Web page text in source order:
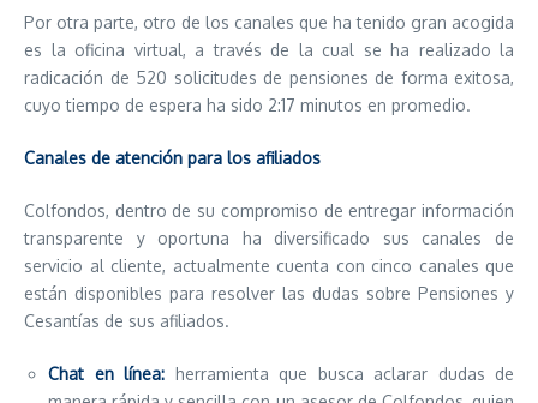
Por otra parte, otro de los canales que ha tenido gran acogida
es la oficina virtual, a través de la cual se ha realizado la
radicación de 520 solicitudes de pensiones de forma exitosa,
cuyo tiempo de espera ha sido 2:17 minutos en promedio.
Canales de atención para los afiliados
Colfondos, dentro de su compromiso de entregar información
transparente y oportuna ha diversificado sus canales de
servicio al cliente, actualmente cuenta con cinco canales que
están disponibles para resolver las dudas sobre Pensiones y
Cesantías de sus afiliados.
Chat en línea: herramienta que busca aclarar dudas de